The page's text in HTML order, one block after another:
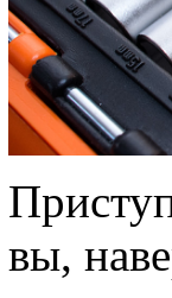
вы,